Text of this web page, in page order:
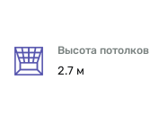
Высота потолков
2.7 м